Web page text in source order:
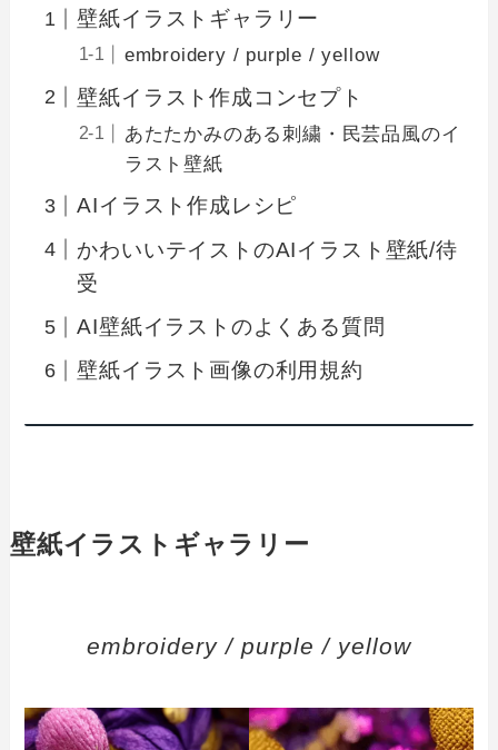
壁紙イラストギャラリー
embroidery / purple / yellow
壁紙イラスト作成コンセプト
あたたかみのある刺繍・民芸品風のイ
ラスト壁紙
AIイラスト作成レシピ
かわいいテイストのAIイラスト壁紙/待
受
AI壁紙イラストのよくある質問
壁紙イラスト画像の利用規約
壁紙イラストギャラリー
embroidery / purple / yellow